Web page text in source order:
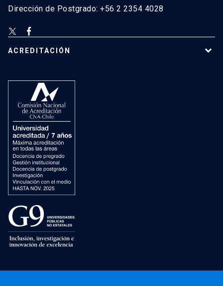
Dirección de Postgrado: +56 2 2354 4028
ACREDITACIÓN